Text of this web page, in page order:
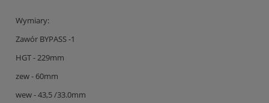
Wymiary:
Zawór BYPASS -1
HGT - 229mm
zew - 60mm
wew - 43,5 /33.0mm